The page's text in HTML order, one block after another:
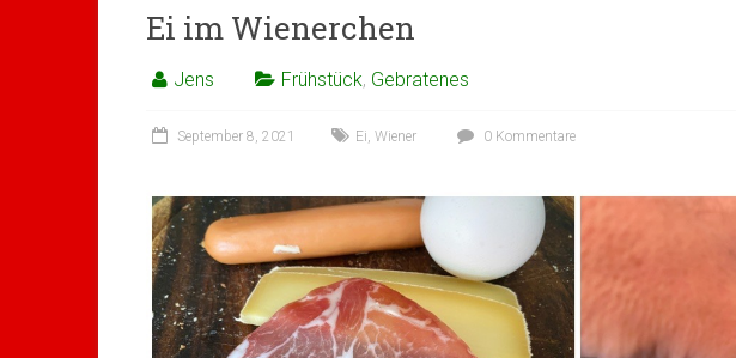
Ei im Wienerchen
Jens Frühstück, Gebratenes
September 8, 2021 Ei, Wiener 0 Kommentare